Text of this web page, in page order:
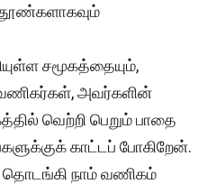
சமூகத்தையும்,
வணிகர்கள், அவர்களின்
வெற்றி பெறும் பாதை
காட்டப் போகிறேன்.
நாம் வணிகம்